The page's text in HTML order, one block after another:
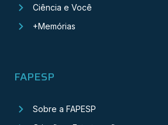
Ciência e Você
+Memórias
FAPESP
Sobre a FAPESP